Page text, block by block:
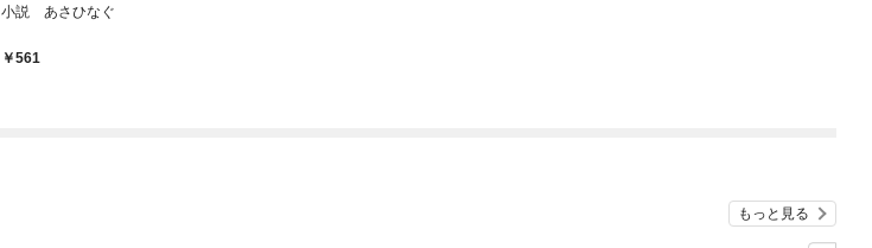
小説 あさひなぐ
561
もっと見る